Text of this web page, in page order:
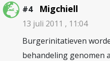
#4 Migchiell
13 juli 2011 , 11:04
Burgerinitatieven
behandeling genomen